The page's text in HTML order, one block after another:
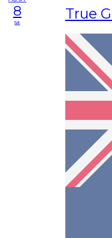
8
sa True